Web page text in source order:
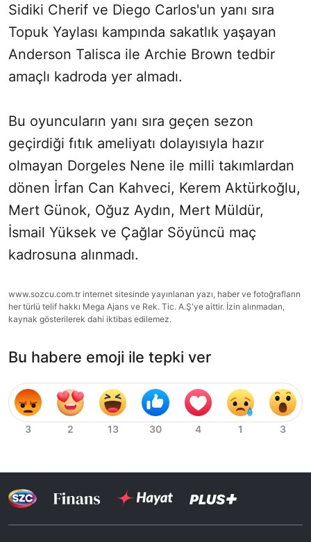
Sidiki Cherif ve Diego Carlos'un yanı sıra
Topuk Yaylası kampında sakatlık yaşayan
Anderson Talisca ile Archie Brown tedbir
amaçlı kadroda yer almadı.
Bu oyuncuların yanı sıra geçen sezon
geçirdiği fıtık ameliyatı dolayısıyla hazır
olmayan Dorgeles Nene ile milli takımlardan
dönen İrfan Can Kahveci, Kerem Aktürkoğlu,
Mert Günok, Oğuz Aydın, Mert Müldür,
İsmail Yüksek ve Çağlar Söyüncü maç
kadrosuna alınmadı.
www.sozcu.com.tr internet sitesinde yayınlanan yazı, haber ve fotoğrafların
her türlü telif hakkı Mega Ajans ve Rek. Tic. A.Ş'ye aittir. İzin alınmadan,
kaynak gösterilerek dahi iktibas edilemez.
Bu habere emoji ile tepki ver